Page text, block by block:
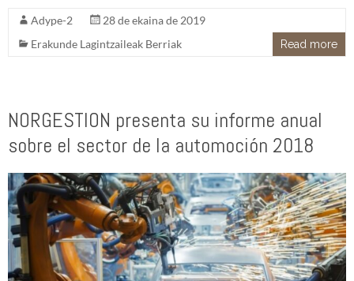
Adype-2
28 de ekaina de 2019
Erakunde Lagintzaileak Berriak
Read more
NORGESTION presenta su informe anual
sobre el sector de la automoción 2018